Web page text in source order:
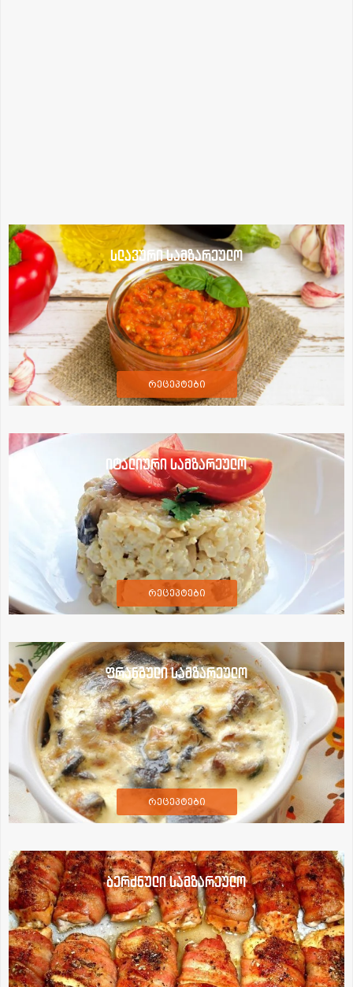
სლავური სამზარეულო
რეცეპტები
იტალიური სამზარეულო
რეცეპტები
ფრანგული სამზარეულო
რეცეპტები
ბერძნული სამზარეულო